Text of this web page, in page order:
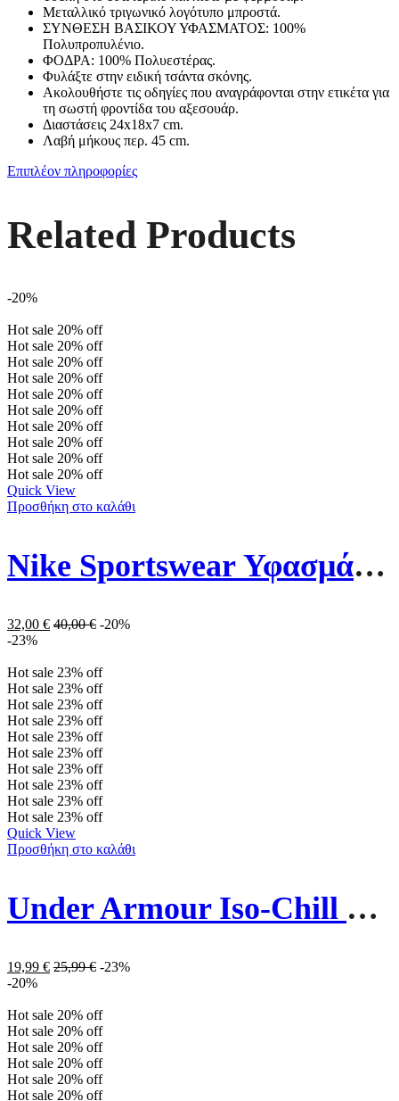
Μεταλλικό τριγωνικό λογότυπο μπροστά.
ΣΥΝΘΕΣΗ ΒΑΣΙΚΟΥ ΥΦΑΣΜΑΤΟΣ: 100%
Πολυπροπυλένιο.
ΦΟΔΡΑ: 100% Πολυεστέρας.
Φυλάξτε στην ειδική τσάντα σκόνης.
Ακολουθήστε τις οδηγίες που αναγράφονται στην ετικέτα για
τη σωστή φροντίδα του αξεσουάρ.
Διαστάσεις 24x18x7 cm.
Λαβή μήκους περ. 45 cm.
Επιπλέον πληροφορίες
Related Products
-20%
Hot sale 20% off
Hot sale 20% off
Hot sale 20% off
Hot sale 20% off
Hot sale 20% off
Hot sale 20% off
Hot sale 20% off
Hot sale 20% off
Hot sale 20% off
Hot sale 20% off
Quick View
Προσθήκη στο καλάθι
Nike Sportswear Υφασμάτινo Καπέλο Στυλ Bucket DC3967-536 Λιλά
32,00 € 40,00€ -20%
-23%
Hot sale 23% off
Hot sale 23% off
Hot sale 23% off
Hot sale 23% off
Hot sale 23% off
Hot sale 23% off
Hot sale 23% off
Hot sale 23% off
Hot sale 23% off
Hot sale 23% off
Quick View
Προσθήκη στο καλάθι
Under Armour Iso-Chill Launch Visor Καπέλο 1383480-100 Λευκό
19,99 € 25,99€ -23%
-20%
Hot sale 20% off
Hot sale 20% off
Hot sale 20% off
Hot sale 20% off
Hot sale 20% off
Hot sale 20% off